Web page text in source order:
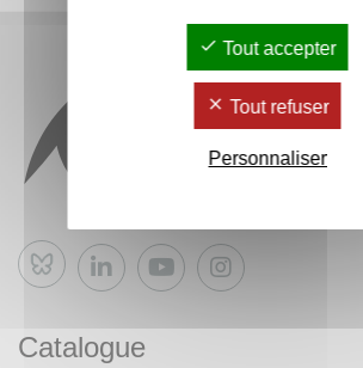
Bluesky
Catalogue
Tout accepter
Tout refuser
Personnaliser